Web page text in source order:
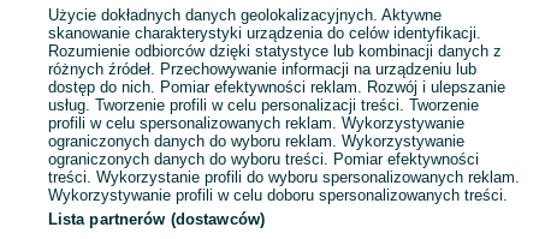
Użycie dokładnych danych geolokalizacyjnych. Aktywne
skanowanie charakterystyki urządzenia do celów identyfikacji.
Rozumienie odbiorców dzięki statystyce lub kombinacji danych z
różnych źródeł. Przechowywanie informacji na urządzeniu lub
dostęp do nich. Pomiar efektywności reklam. Rozwój i ulepszanie
usług. Tworzenie profili w celu personalizacji treści. Tworzenie
profili w celu spersonalizowanych reklam. Wykorzystywanie
ograniczonych danych do wyboru reklam. Wykorzystywanie
ograniczonych danych do wyboru treści. Pomiar efektywności
treści. Wykorzystanie profili do wyboru spersonalizowanych reklam.
Wykorzystywanie profili w celu doboru spersonalizowanych treści.
Lista partnerów (dostawców)